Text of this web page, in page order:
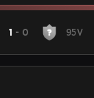
1 - 0 95V